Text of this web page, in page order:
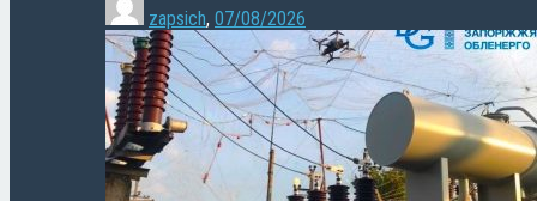
zapsich, 07/08/2026